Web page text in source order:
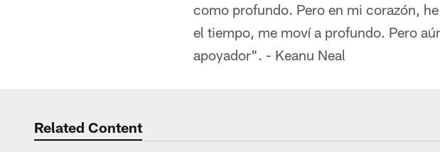
como profundo. Pero en mi corazón,
el tiempo, me moví a profundo. Pero
apoyador". - Keanu Neal
Related Content